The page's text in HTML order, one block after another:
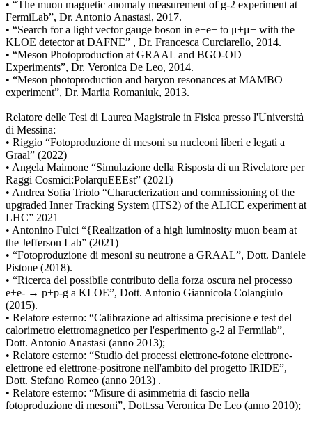
• “The muon magnetic anomaly measurement of g-2 experiment at
FermiLab”, Dr. Antonio Anastasi, 2017.
• “Search for a light vector gauge boson in e+e− to μ+μ− with the
KLOE detector at DAFNE” , Dr. Francesca Curciarello, 2014.
• “Meson Photoproduction at GRAAL and BGO-OD
Experiments”, Dr. Veronica De Leo, 2014.
• “Meson photoproduction and baryon resonances at MAMBO
experiment”, Dr. Mariia Romaniuk, 2013.
Relatore delle Tesi di Laurea Magistrale in Fisica presso l'Università
di Messina:
• Riggio “Fotoproduzione di mesoni su nucleoni liberi e legati a
Graal” (2022)
• Angela Maimone “Simulazione della Risposta di un Rivelatore per
Raggi Cosmici:PolarquEEEst” (2021)
• Andrea Sofia Triolo “Characterization and commissioning of the
upgraded Inner Tracking System (ITS2) of the ALICE experiment at
LHC” 2021
• Antonino Fulci “{Realization of a high luminosity muon beam at
the Jefferson Lab” (2021)
• “Fotoproduzione di mesoni su neutrone a GRAAL”, Dott. Daniele
Pistone (2018).
• “Ricerca del possibile contributo della forza oscura nel processo
e+e- → p+p-g a KLOE”, Dott. Antonio Giannicola Colangiulo
(2015).
• Relatore esterno: “Calibrazione ad altissima precisione e test del
calorimetro elettromagnetico per l'esperimento g-2 al Fermilab”,
Dott. Antonio Anastasi (anno 2013);
• Relatore esterno: “Studio dei processi elettrone-fotone elettrone-
elettrone ed elettrone-positrone nell'ambito del progetto IRIDE”,
Dott. Stefano Romeo (anno 2013) .
• Relatore esterno: “Misure di asimmetria di fascio nella
fotoproduzione di mesoni”, Dott.ssa Veronica De Leo (anno 2010);